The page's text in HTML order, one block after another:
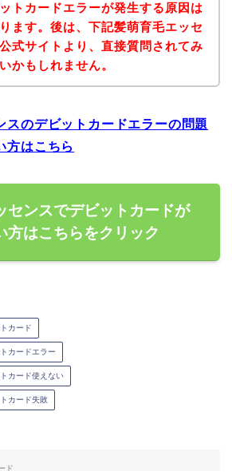
トカードエラーが発生する原因は
ます。後は、下記髪萌育毛エッセ
式サイトより、直接質問されてみ
かもしれません。
スのデビットカードエラーの問題
方はこちら
センスでデビットカードが
方はこちらをクリック
カード
カードエラー
カード使えない
カード失敗
ド